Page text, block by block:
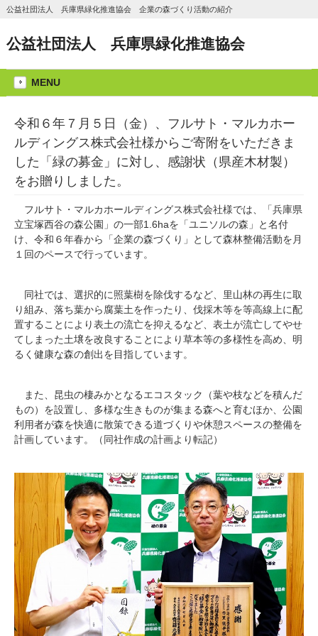
公益社団法人 兵庫県緑化推進協会 企業の森づくり活動の紹介
公益社団法人 兵庫県緑化推進協会
MENU
令和６年７月５日（金）、フルサト・マルカホー
ルディングス株式会社様からご寄附をいただきま
した「緑の募金」に対し、感謝状（県産木材製）
をお贈りしました。
フルサト・マルカホールディングス株式会社様では、「兵庫県
立宝塚西谷の森公園」の一部1.6haを「ユニソルの森」と名付
け、令和６年春から「企業の森づくり」として森林整備活動を月
１回のペースで行っています。
同社では、選択的に照葉樹を除伐するなど、里山林の再生に取
り組み、落ち葉から腐葉土を作ったり、伐採木等を等高線上に配
置することにより表土の流亡を抑えるなど、表土が流亡してやせ
てしまった土壌を改良することにより草本等の多様性を高め、明
るく健康な森の創出を目指しています。
また、昆虫の棲みかとなるエコスタック（葉や枝などを積んだ
もの）を設置し、多様な生きものが集まる森へと育むほか、公園
利用者が森を快適に散策できる道づくりや休憩スペースの整備を
計画しています。（同社作成の計画より転記）